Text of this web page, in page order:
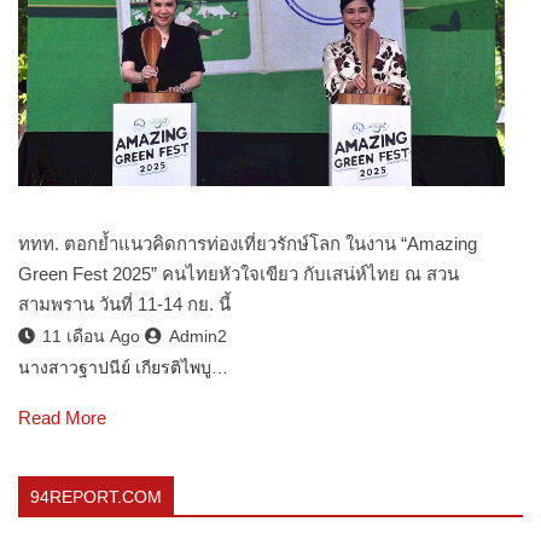
ททท. ตอกย้ำแนวคิดการท่องเที่ยวรักษ์โลก ในงาน “Amazing
Green Fest 2025” คนไทยหัวใจเขียว กับเสน่ห์ไทย ณ สวน
สามพราน วันที่ 11-14 กย. นี้
11 เดือน Ago
Admin2
นางสาวฐาปนีย์ เกียรติไพบู…
Read More
94REPORT.COM